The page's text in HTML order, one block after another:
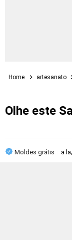
Home artesanato
Olhe este
Moldes grátis a